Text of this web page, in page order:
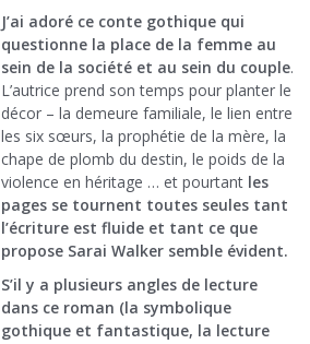
J’ai adoré ce conte gothique qui
questionne la place de la femme au
sein de la société et au sein du couple.
L’autrice prend son temps pour planter le
décor – la demeure familiale, le lien entre
les six sœurs, la prophétie de la mère, la
chape de plomb du destin, le poids de la
violence en héritage … et pourtant les
pages se tournent toutes seules tant
l’écriture est fluide et tant ce que
propose Sarai Walker semble évident.
S’il y a plusieurs angles de lecture
dans ce roman (la symbolique
gothique et fantastique, la lecture